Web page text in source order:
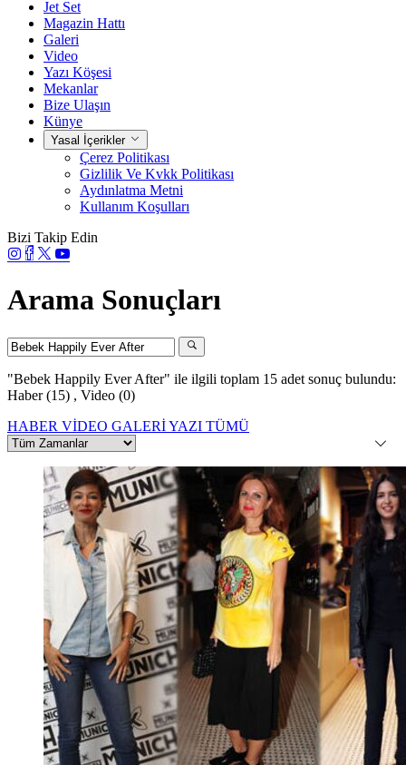
Jet Set
Magazin Hattı
Galeri
Video
Yazı Köşesi
Mekanlar
Bize Ulaşın
Künye
Yasal İçerikler
Çerez Politikası
Gizlilik Ve Kvkk Politikası
Aydınlatma Metni
Kullanım Koşulları
Bizi Takip Edin
Arama Sonuçları
"Bebek Happily Ever After" ile ilgili toplam 15 adet sonuç bulundu:
Haber (15) , Video (0)
HABER VİDEO GALERİYAZI TÜMÜ